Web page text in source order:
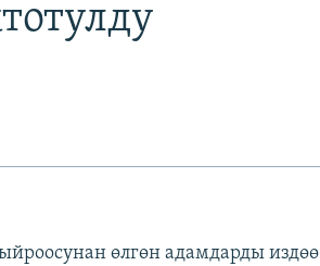
өлгөн адамдарды издөө